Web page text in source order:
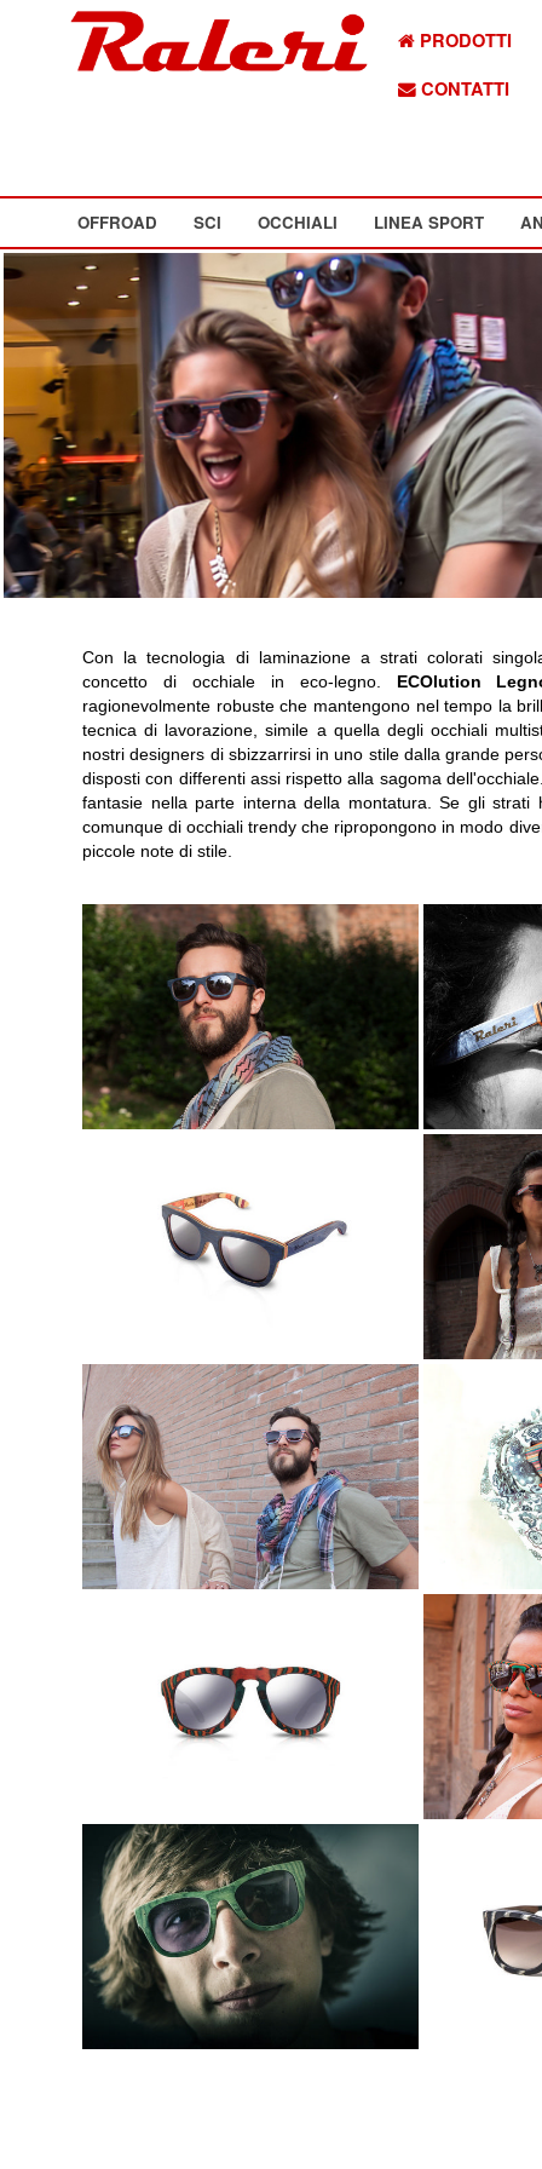
PRODOTTI
CONTATTI
OFFROAD SCI OCCHIALI LINEA SPORT
Con la tecnologia di laminazione a strati colorati
concetto di occhiale in eco-legno. ECOlution
ragionevolmente robuste che mantengono nel tempo la
tecnica di lavorazione, simile a quella degli occhiali
nostri designers di sbizzarrirsi in uno stile dalla grande
disposti con differenti assi rispetto alla sagoma
fantasie nella parte interna della montatura. Se gli
comunque di occhiali trendy che ripropongono in modo
piccole note di stile.